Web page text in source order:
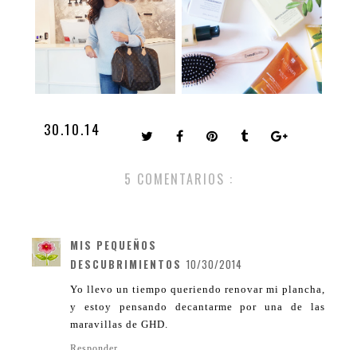
30.10.14
5 COMENTARIOS :
MIS PEQUEÑOS
DESCUBRIMIENTOS 10/30/2014
Yo llevo un tiempo queriendo renovar mi plancha,
y estoy pensando decantarme por una de las
maravillas de GHD.